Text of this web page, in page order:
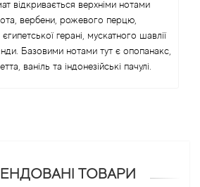
відкривається верхніми нотами
вербени, рожевого перцю,
герані, мускатного шавлії
Базовими нотами тут є опопанакс,
ваніль та індонезійські пачулі.
ТОВАРИ